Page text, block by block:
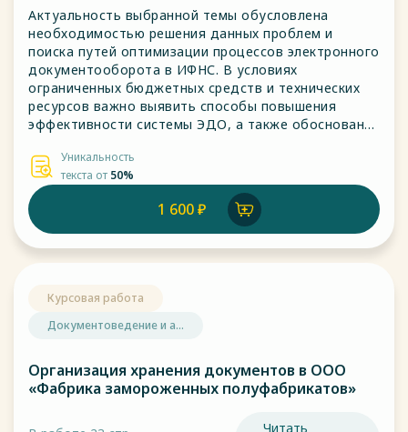
Актуальность выбранной темы обусловлена
необходимостью решения данных проблем и
поиска путей оптимизации процессов электронного
документооборота в ИФНС. В условиях
ограниченных бюджетных средств и технических
ресурсов важно выявить способы повышения
эффективности системы ЭДО, а также обоснование
решений и технологий для улучшения
функциональности и безопасности.
Уникальность
текста от 50%
1 600 ₽
Курсовая работа
Документоведение и а...
Организация хранения документов в ООО
«Фабрика замороженных полуфабрикатов»
Читать